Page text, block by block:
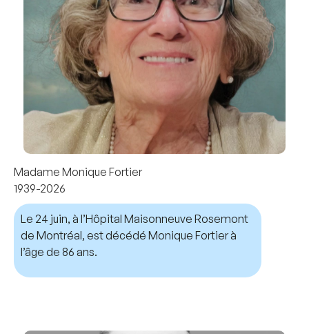
Madame Monique Fortier
1939-2026
Le 24 juin, à l’Hôpital Maisonneuve Rosemont
de Montréal, est décédé Monique Fortier à
l’âge de 86 ans.